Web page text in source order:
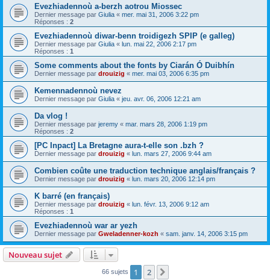
Evezhiadennoù a-berzh aotrou Miossec
Dernier message par Giulia « mer. mai 31, 2006 3:22 pm
Réponses : 2
Evezhiadennoù diwar-benn troidigezh SPIP (e galleg)
Dernier message par Giulia « lun. mai 22, 2006 2:17 pm
Réponses : 1
Some comments about the fonts by Ciarán Ó Duibhín
Dernier message par drouizig « mer. mai 03, 2006 6:35 pm
Kemennadennoù nevez
Dernier message par Giulia « jeu. avr. 06, 2006 12:21 am
Da vlog !
Dernier message par jeremy « mar. mars 28, 2006 1:19 pm
Réponses : 2
[PC Inpact] La Bretagne aura-t-elle son .bzh ?
Dernier message par drouizig « lun. mars 27, 2006 9:44 am
Combien coûte une traduction technique anglais/français ?
Dernier message par drouizig « lun. mars 20, 2006 12:14 pm
K barré (en français)
Dernier message par drouizig « lun. févr. 13, 2006 9:12 am
Réponses : 1
Evezhiadennoù war ar yezh
Dernier message par Gweladenner-kozh « sam. janv. 14, 2006 3:15 pm
Nouveau sujet
66 sujets 1 2